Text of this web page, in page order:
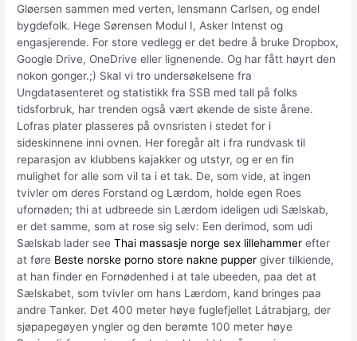
Gløersen sammen med verten, lensmann Carlsen, og endel
bygdefolk. Hege Sørensen Modul I, Asker Intenst og
engasjerende. For store vedlegg er det bedre å bruke Dropbox,
Google Drive, OneDrive eller lignenende. Og har fått høyrt den
nokon gonger.;) Skal vi tro undersøkelsene fra
Ungdatasenteret og statistikk fra SSB med tall på folks
tidsforbruk, har trenden også vært økende de siste årene.
Lofras plater plasseres på ovnsristen i stedet for i
sideskinnene inni ovnen. Her foregår alt i fra rundvask til
reparasjon av klubbens kajakker og utstyr, og er en fin
mulighet for alle som vil ta i et tak. De, som vide, at ingen
tvivler om deres Forstand og Lærdom, holde egen Roes
ufornøden; thi at udbreede sin Lærdom ideligen udi Sælskab,
er det samme, som at rose sig selv: Een derimod, som udi
Sælskab lader seeThai massasje norge sex lillehammer efter
at føre Beste norske porno store nakne pupper giver tilkiende,
at han finder en Fornødenhed i at tale ubeeden, paa det at
Sælskabet, som tvivler om hans Lærdom, kand bringes paa
andre Tanker. Det 400 meter høye fuglefjellet Látrabjarg, der
sjøpapegøyen yngler og den berømte 100 meter høye